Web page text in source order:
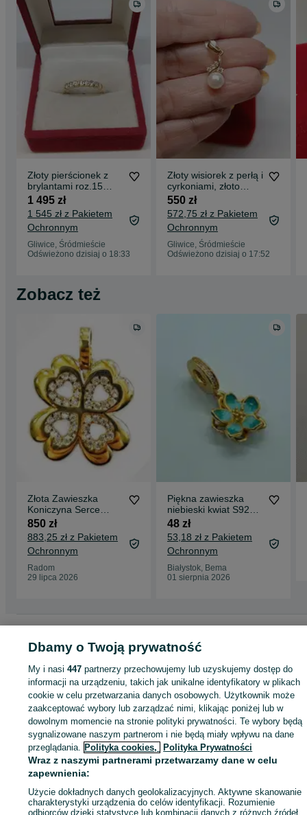
Złoty pierścionek z
brylantami roz.15
złoto próby 585
1 495 zł
1 545 zł z Pakietem
Ochronnym
Gliwice, Śródmieście
Odświeżono dzisiaj o 18:33
Złoty wisiorek z perłą i
cyrkoniami, złoto
próby 585
550 zł
572,75 zł z Pakietem
Ochronnym
Gliwice, Śródmieście
Odświeżono dzisiaj o 17:52
Zobacz też
Złota Zawieszka
Koniczyna Serce
Cyrkonia 585
850 zł
883,25 zł z Pakietem
Ochronnym
Radom
29 lipca 2026
Piękna zawieszka
niebieski kwiat S925
nowy charm's
48 zł
53,18 zł z Pakietem
Ochronnym
Białystok, Bema
01 sierpnia 2026
Wisiorki - Śródmieście
KATEGORIA
987131362 Wyświetlenia:
Kup
Dbamy o Twoją prywatność
My i nasi447 partnerzy przechowujemy lub uzyskujemy dostęp do
informacji na urządzeniu, takich jak unikalne identyfikatory w plikach
cookie w celu przetwarzania danych osobowych. Użytkownik może
zaakceptować wybory lub zarządzać nimi, klikając poniżej lub w
dowolnym momencie na stronie polityki prywatności. Te wybory będą
sygnalizowane naszym partnerom i nie będą miały wpływu na dane
przeglądania. Polityka cookies, Polityka Prywatności
Wraz z naszymi partnerami przetwarzamy dane w celu
zapewnienia:
Użycie dokładnych danych geolokalizacyjnych. Aktywne skanowanie
charakterystyki urządzenia do celów identyfikacji. Rozumienie
odbiorców dzięki statystyce lub kombinacji danych z różnych źródeł.